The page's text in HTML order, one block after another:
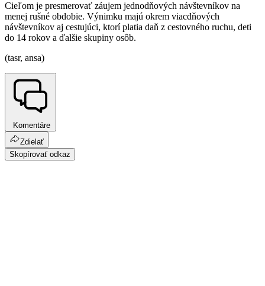
Cieľom je presmerovať záujem jednodňových návštevníkov na
menej rušné obdobie. Výnimku majú okrem viacdňových
návštevníkov aj cestujúci, ktorí platia daň z cestovného ruchu, deti
do 14 rokov a ďalšie skupiny osôb.
(tasr, ansa)
Komentáre
Zdielať
Skopírovať odkaz